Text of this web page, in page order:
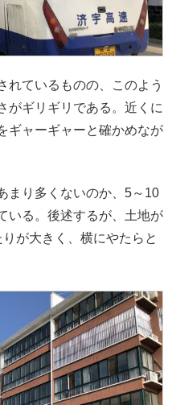
れているものの、このよう
がギリギリである。近くに
ギャーギャーと確かめなが
まり多くないのか、5～10
いる。後述するが、土地が
が大きく、横にやたらと